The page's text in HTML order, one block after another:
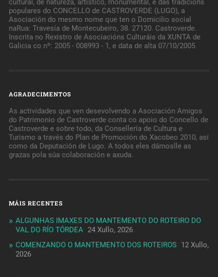
cultural, de natureza, artístico, monumental, e das tradicións
populares do CONCELLO de CASTROVERDE (LUGO), a
Asociación do mesmo nome que ten o Domicilio social
naRua: Travesía de Montecubeiro, 38. 27120. Castroverde.
Inscrita no Rexistro de Asociacións Culturáis da XUNTA de
Galicia co nº: 2005 - 008993 - 1, e data de alta 07/10/2005
AGRADECIMENTOS
As actividades que ven desevolvendo a Asociación Amigos
do Patrimonio de Castroverde conta co apoio do Concello de
Castroverde e sobre todo, da Consellería de Cultura e
Turismo a través do Plan de Promoción do Xacobeo 2010, así
como da Deputación de Lugo. A todos eles dámoslle as
grazas pola súa colaboración e axuda.
MÁIS RECENTES
ALGUNHAS IMAXES DO MANTEMENTO DO ROTEIRO DO
VAL DO RÍO TÓRDEA 24 Xullo, 2026
COMENZANDO O MANTEMENTO DOS ROTEIROS 12 Xullo,
2026